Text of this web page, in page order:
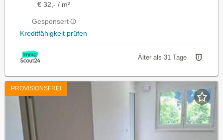
€ 32,- / m²
Gesponsert
Kreditfähigkeit prüfen
Älter als 31 Tage
PROVISIONSFREI